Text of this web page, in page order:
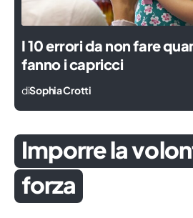
I 10 errori da non fare
fanno i capricci
diSophia Crotti
Imporre la
forza